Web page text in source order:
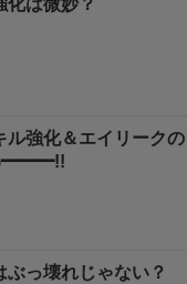
化は微妙？
ル強化＆エイリークの
)━━━!!
ぶっ壊れじゃない？